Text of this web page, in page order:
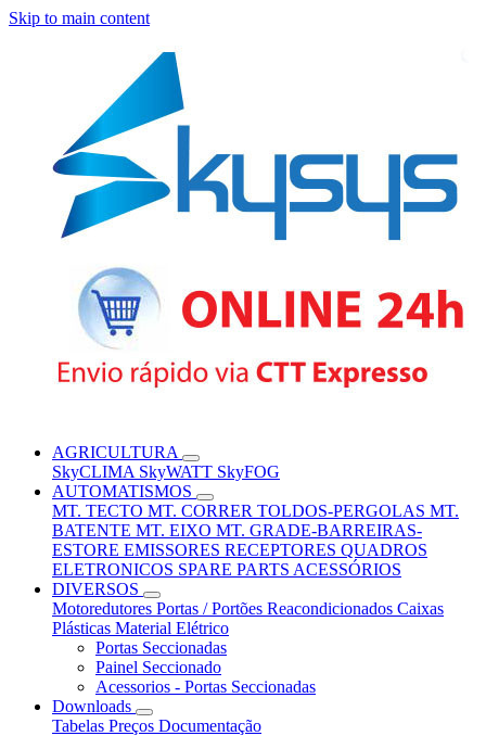
Skip to main content
AGRICULTURA
SkyCLIMA SkyWATT SkyFOG
AUTOMATISMOS
MT. TECTO MT. CORRER TOLDOS-PERGOLAS MT.
BATENTE MT. EIXO MT. GRADE-BARREIRAS-
ESTORE EMISSORES RECEPTORES QUADROS
ELETRONICOS SPARE PARTS ACESSÓRIOS
DIVERSOS
Motoredutores Portas / Portões Reacondicionados Caixas
Plásticas Material Elétrico
Portas Seccionadas
Painel Seccionado
Acessorios - Portas Seccionadas
Downloads
Tabelas Preços Documentação